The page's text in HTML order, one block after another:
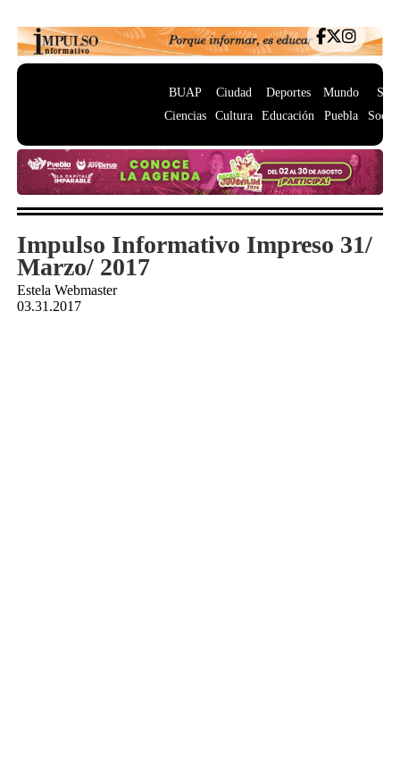
BUAP
Ciencias
Ciudad
Cultura
Deportes
Educación
Mundo
Puebla
Impulso Informativo Impreso 31/
Marzo/ 2017
Estela Webmaster
03.31.2017